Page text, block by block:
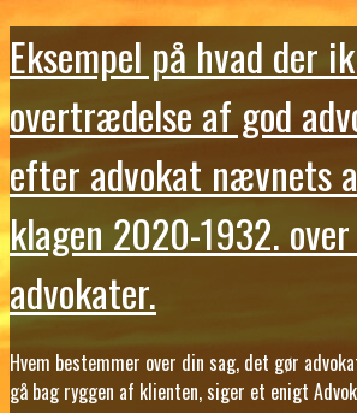
Eksempel på hvad der
overtrædelse af god
efter advokat nævnets
klagen 2020-1932.
advokater.
Hvem bestemmer over din sag, det gør
gå bag ryggen af klienten, siger et enigt